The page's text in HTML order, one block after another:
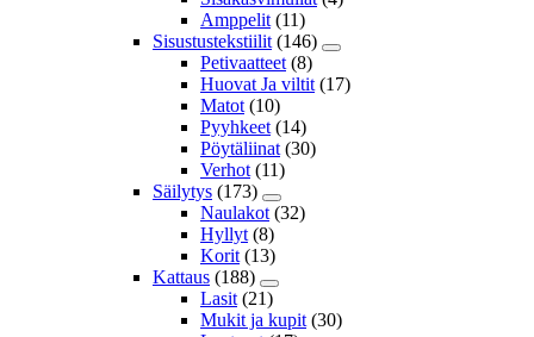
Amppelit (11)
Sisustustekstiilit (146)
Petivaatteet (8)
Huovat Ja viltit (17)
Matot (10)
Pyyhkeet (14)
Pöytäliinat (30)
Verhot (11)
Säilytys (173)
Naulakot (32)
Hyllyt (8)
Korit (13)
Kattaus (188)
Lasit (21)
Mukit ja kupit (30)